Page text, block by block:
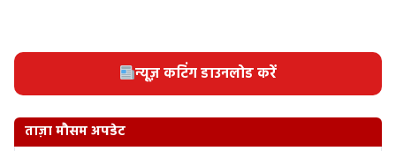
न्यूज़ कटिंग डाउनलोड करें
ताज़ा मौसम अपडेट